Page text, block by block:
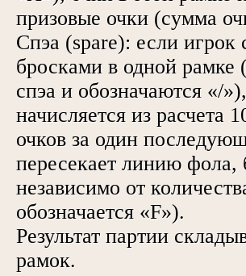
призовые очки (сумма
Спэа (spare): если игрок
бросками в одной рамке
спэа и обозначаются «/
начисляется из расчета
очков за один
пересекает линию фола,
независимо от
обозначается «F»).
Результат партии
рамок.